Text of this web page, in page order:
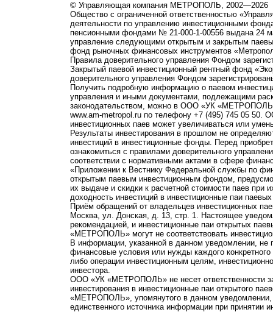
© Управляющая компания МЕТРОПОЛЬ, 2002—2026
Общество с ограниченной ответственностью
деятельности по управлению инвестиционными
пенсионными фондами № 21-000-1-00556 выдана 24
управление следующими открытым и закрытым
фонд рыночных финансовых инструментов
Правила доверительного управления Фондом
Закрытый паевой инвестиционный рентный фонд
доверительного управления Фондом
Получить подробную информацию о паевом
управления и иными документами, подлежащими
законодательством, можно в ООО «УК
www.am-metropol.ru по телефону +7 (495) 745 05
инвестиционных паев может увеличиваться или
Результаты инвестирования в прошлом не
инвестиций в инвестиционные фонды. Перед
ознакомиться с правилами доверительного
соответствии с нормативными актами в сфере
«Приложении к Вестнику Федеральной службы по
открытым паевым инвестиционным фондом,
их выдаче и скидки к расчетной стоимости паев при
доходность инвестиций в инвестиционные паи
Приём обращений от владельцев инвестиционных
Москва, ул. Донская, д. 13, стр. 1. Настоящее
рекомендацией, и инвестиционные паи открытых
«МЕТРОПОЛЬ» могут не соответствовать
В информации, указанной в данном уведомлении,
финансовые условия или нужды каждого
либо операции инвестиционным целям,
инвестора.
ООО «УК «МЕТРОПОЛЬ» не несет ответственности
инвестирования в инвестиционные паи открытого
«МЕТРОПОЛЬ», упомянутого в данном уведомлении,
единственного источника информации при принятии